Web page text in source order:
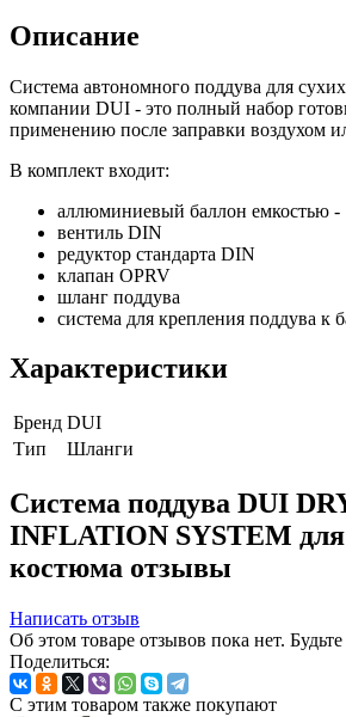
Описание
Система автономного поддува для
компании DUI - это полный набор
применению после заправки воздухом
В комплект входит:
аллюминиевый баллон емкостью -
вентиль DIN
редуктор стандарта DIN
клапан OPRV
шланг поддува
система для крепления поддува к
Характеристики
Бренд DUI
Тип
Шланги
Система поддува DUI
INFLATION SYSTEM для
костюма отзывы
Написать отзыв
Об этом товаре отзывов пока нет.
Поделиться:
С этим товаром также покупают